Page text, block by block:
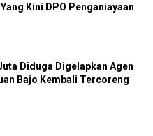
Kini DPO Penganiayaan
Diduga Digelapkan Agen
Bajo Kembali Tercoreng